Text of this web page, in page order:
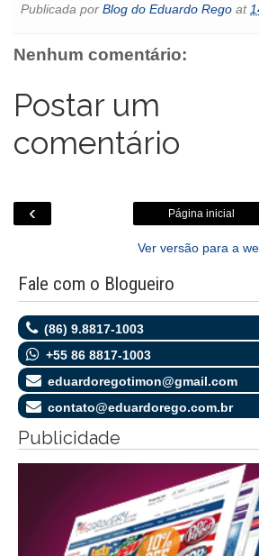
b
k
t
s
p
l
e
e
o
.
m
e
t
Publicada por Blog do Eduardo Rego at
Nenhum comentário:
Postar um
comentário
‹ Página inicial
Ver versão para a
Fale com o Blogueiro
(86) 9.8817-1003
+55 86 8817-1003
eduardoregotimon@gmail.com
contato@eduardorego.com.br
Publicidade